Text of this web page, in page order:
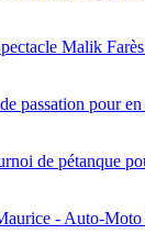
Malik
passation pour
de pétanque
- Auto-Moto